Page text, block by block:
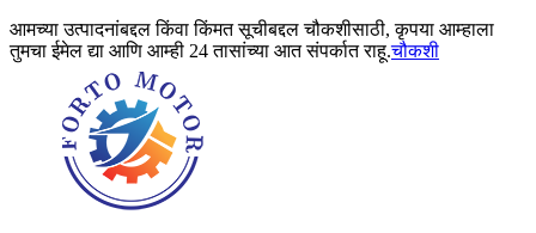
आमच्या उत्पादनांबद्दल किंवा किंमत सूचीबद्दल चौकशीसाठी, कृपया आम्हाला
तुमचा ईमेल द्या आणि आम्ही 24 तासांच्या आत संपर्कात राहू.चौकशी